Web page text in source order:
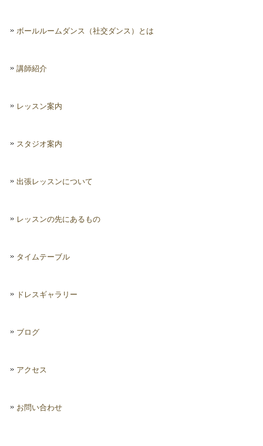
ボールルームダンス（社交ダンス）とは
講師紹介
レッスン案内
スタジオ案内
出張レッスンについて
レッスンの先にあるもの
タイムテーブル
ドレスギャラリー
ブログ
アクセス
お問い合わせ